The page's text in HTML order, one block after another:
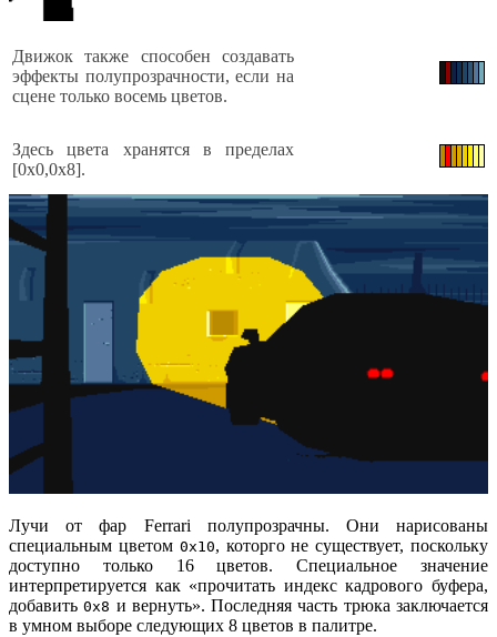
Движок также способен создавать
эффекты полупрозрачности, если на
сцене только восемь цветов.
Здесь цвета хранятся в пределах
[0x0,0x8].
Лучи от фар Ferrari полупрозрачны. Они нарисованы
специальным цветом 0x10, которго не существует, поскольку
доступно только 16 цветов. Специальное значение
интерпретируется как «прочитать индекс кадрового буфера,
добавить0x8 и вернуть». Последняя часть трюка заключается
в умном выборе следующих 8 цветов в палитре.